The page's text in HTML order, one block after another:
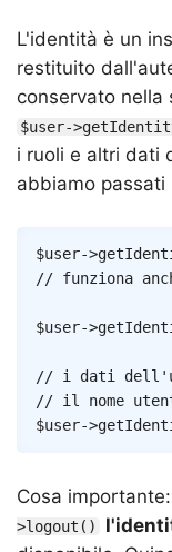
L'identità è un
restituito
conservato nella
$user-
i ruoli e altri dati
abbiamo
$user->
// funziona
$user->
// i dati
// il nome
$user->
Cosa
>logout()